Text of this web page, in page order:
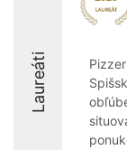
Laureáti